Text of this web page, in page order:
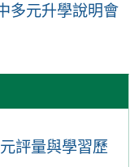
評量與學習歷
多元升學說明會